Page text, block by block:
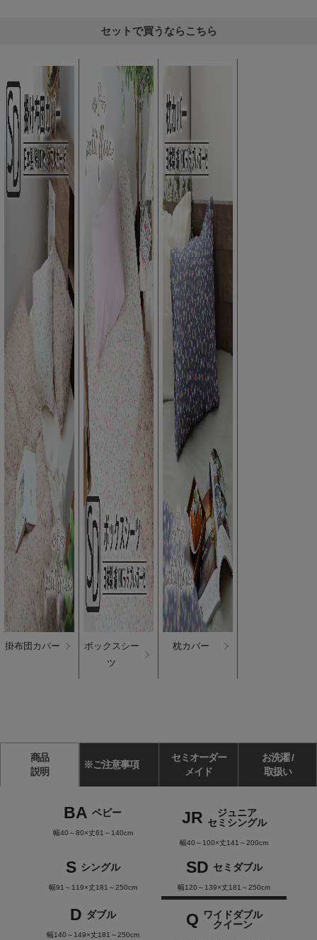
セットで買うならこちら
掛布団カバー
ボックスシー
ツ
枕カバー
商品
説明
※ご注意事項
セミオーダー
メイド
お洗濯 /
取扱い
BA ベビー
幅40～80×丈61～140cm
JR
ジュニア
セミシングル
幅40～100×丈141～200cm
S シングル
幅91～119×丈181～250cm
SD セミダブル
幅120～139×丈181～250cm
D ダブル
幅140～149×丈181～250cm
Q ワイドダブル
クイーン